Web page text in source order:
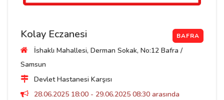
Kolay Eczanesi BAFRA
İshaklı Mahallesi, Derman Sokak, No:12 Bafra /
Samsun
Devlet Hastanesi Karşısı
28.06.2025 18:00 - 29.06.2025 08:30 arasında